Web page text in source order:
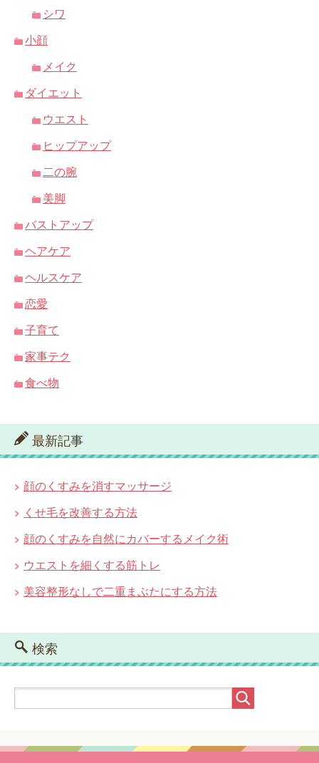
シワ
小顔
メイク
ダイエット
ウエスト
ヒップアップ
二の腕
美脚
バストアップ
ヘアケア
ヘルスケア
恋愛
子育て
家事テク
食べ物
最新記事
顔のくすみを消すマッサージ
くせ毛を改善する方法
顔のくすみを自然にカバーするメイク術
ウエストを細くする筋トレ
美容整形なしで二重まぶたにする方法
検索